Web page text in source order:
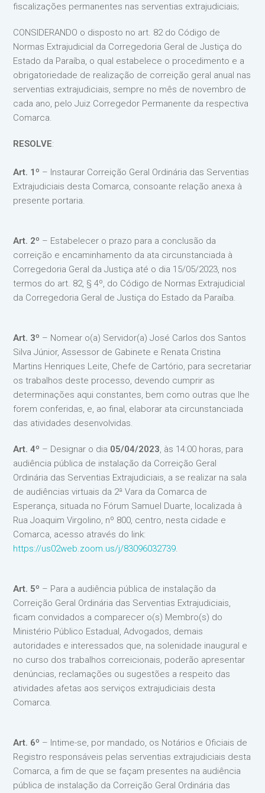
fiscalizações permanentes nas serventias extrajudiciais;
CONSIDERANDO o disposto no art. 82 do Código de
Normas Extrajudicial da Corregedoria Geral de Justiça do
Estado da Paraíba, o qual estabelece o procedimento e a
obrigatoriedade de realização de correição geral anual nas
serventias extrajudiciais, sempre no mês de novembro de
cada ano, pelo Juiz Corregedor Permanente da respectiva
Comarca.
RESOLVE:
Art. 1º – Instaurar Correição Geral Ordinária das Serventias
Extrajudiciais desta Comarca, consoante relação anexa à
presente portaria.
Art. 2º – Estabelecer o prazo para a conclusão da
correição e encaminhamento da ata circunstanciada à
Corregedoria Geral da Justiça até o dia 15/05/2023, nos
termos do art. 82, § 4º, do Código de Normas Extrajudicial
da Corregedoria Geral de Justiça do Estado da Paraíba.
Art. 3º – Nomear o(a) Servidor(a) José Carlos dos Santos
Silva Júnior, Assessor de Gabinete e Renata Cristina
Martins Henriques Leite, Chefe de Cartório, para secretariar
os trabalhos deste processo, devendo cumprir as
determinações aqui constantes, bem como outras que lhe
forem conferidas, e, ao final, elaborar ata circunstanciada
das atividades desenvolvidas.
Art. 4º – Designar o dia 05/04/2023, às 14:00 horas, para
audiência pública de instalação da Correição Geral
Ordinária das Serventias Extrajudiciais, a se realizar na sala
de audiências virtuais da 2ª Vara da Comarca de
Esperança, situada no Fórum Samuel Duarte, localizada à
Rua Joaquim Virgolino, nº 800, centro, nesta cidade e
Comarca, acesso através do link:
https://us02web.zoom.us/j/83096032739.
Art. 5º – Para a audiência pública de instalação da
Correição Geral Ordinária das Serventias Extrajudiciais,
ficam convidados a comparecer o(s) Membro(s) do
Ministério Público Estadual, Advogados, demais
autoridades e interessados que, na solenidade inaugural e
no curso dos trabalhos correicionais, poderão apresentar
denúncias, reclamações ou sugestões a respeito das
atividades afetas aos serviços extrajudiciais desta
Comarca.
Art. 6º – Intime-se, por mandado, os Notários e Oficiais de
Registro responsáveis pelas serventias extrajudiciais desta
Comarca, a fim de que se façam presentes na audiência
pública de instalação da Correição Geral Ordinária das